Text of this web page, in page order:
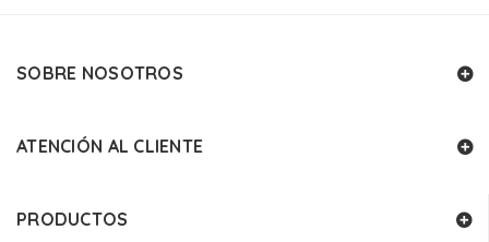
SOBRE NOSOTROS
ATENCIÓN AL CLIENTE
PRODUCTOS